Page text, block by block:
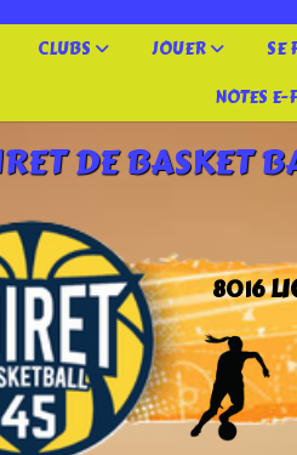
CLUBS JOUER
SE
NOTES E-
DE BASKET
8016